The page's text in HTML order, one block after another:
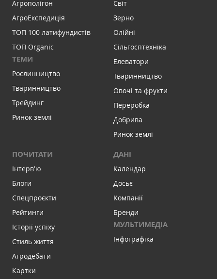
Агрополігон
АгроЕкспедиція
ТОП 100 латифундистів
ТОП Organic
ТЕМИ
Рослинництво
Тваринництво
Трейдинг
Ринок землі
Світ
Зерно
Олійні
Сільгосптехніка
Елеватори
Тваринництво
Овочі та фрукти
Переробка
Добрива
Ринок землі
ПОЧИТАТИ
Інтервʼю
Блоги
Спецпроєкти
Рейтинги
Історії успіху
Стиль життя
Агродебати
Картки
ДАНІ
Календар
Досьє
Компанії
Бренди
МУЛЬТИМЕДІА
Інфографіка